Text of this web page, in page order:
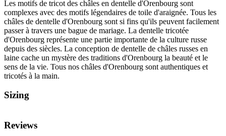
Les motifs de tricot des châles en dentelle d'Orenbourg sont
complexes avec des motifs légendaires de toile d'araignée. Tous les
châles de dentelle d'Orenbourg sont si fins qu'ils peuvent facilement
passer à travers une bague de mariage. La dentelle tricotée
d'Orenbourg représente une partie importante de la culture russe
depuis des siècles. La conception de dentelle de châles russes en
laine cache un mystère des traditions d'Orenbourg la beauté et le
sens de la vie. Tous nos châles d'Orenbourg sont authentiques et
tricotés à la main.
Sizing
Reviews